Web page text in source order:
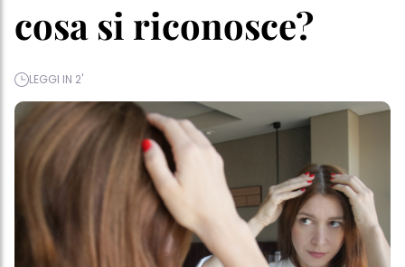
cosa si riconosce?
LEGGI IN 2'